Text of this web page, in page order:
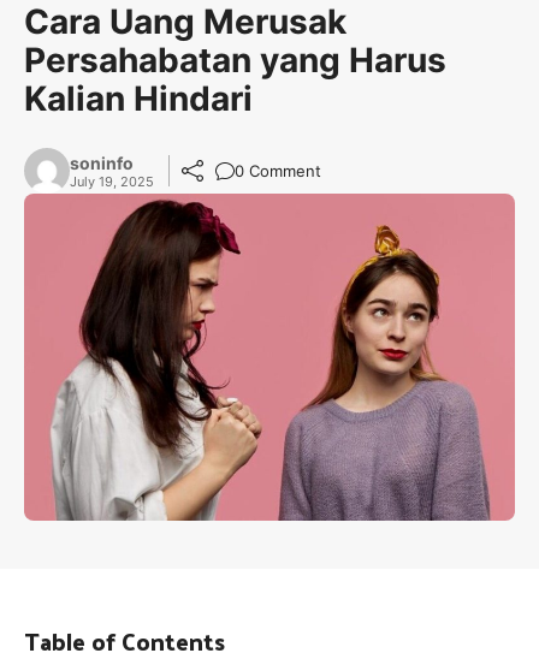
Cara Uang Merusak
Persahabatan yang Harus
Kalian Hindari
soninfo
July 19, 2025
0 Comment
Table of Contents